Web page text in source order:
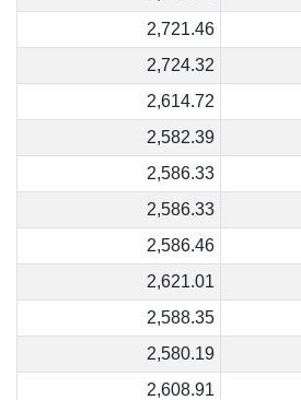
2,721.46
2,724.32
2,614.72
2,582.39
2,586.33
2,586.33
2,586.46
2,621.01
2,588.35
2,580.19
2,608.91